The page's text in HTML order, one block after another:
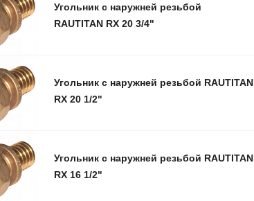
Угольник с наружней резьбой
RAUTITAN RX 20 3/4"
Угольник с наружней резьбой RAUTITAN
RX 20 1/2"
Угольник с наружней резьбой RAUTITAN
RX 16 1/2"